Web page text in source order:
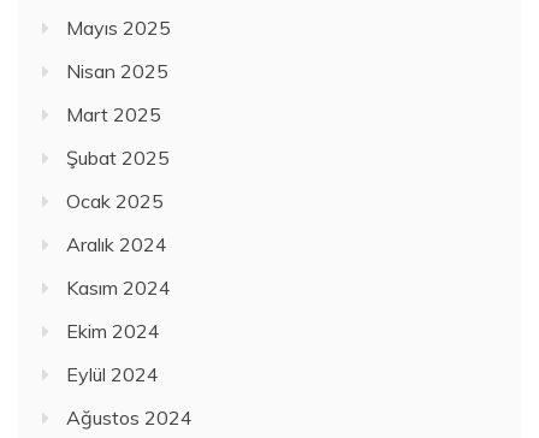
Mayıs 2025
Nisan 2025
Mart 2025
Şubat 2025
Ocak 2025
Aralık 2024
Kasım 2024
Ekim 2024
Eylül 2024
Ağustos 2024